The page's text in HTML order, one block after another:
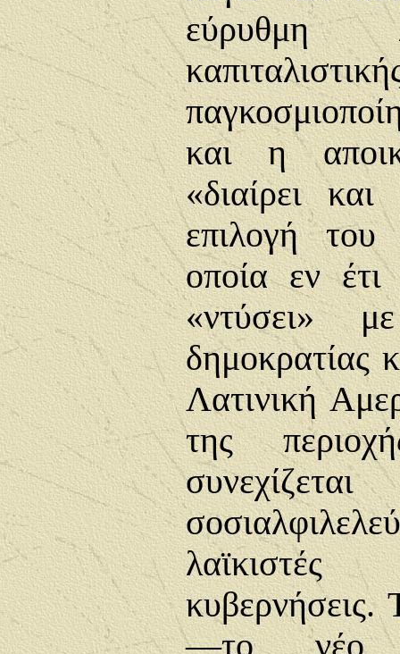
εύρυθμη
και η
«διαίρει
επιλογή
οποία ενέτι
«ντύσει»
δημοκρατίας
Λατινική
της